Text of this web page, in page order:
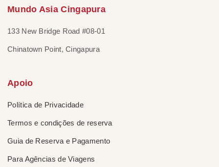
Mundo Asia Cingapura
133 New Bridge Road #08-01
Chinatown Point, Cingapura
Apoio
Política de Privacidade
Termos e condições de reserva
Guia de Reserva e Pagamento
Para Agências de Viagens